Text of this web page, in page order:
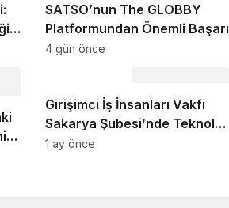
SATSO’nun The GLOBBY
Platformundan Önemli Başarı
4 gün önce
Girişimci İş İnsanları Vakfı
Sakarya Şubesi’nde Teknoloji
ve Gelecek Vizyonu Masaya
1 ay önce